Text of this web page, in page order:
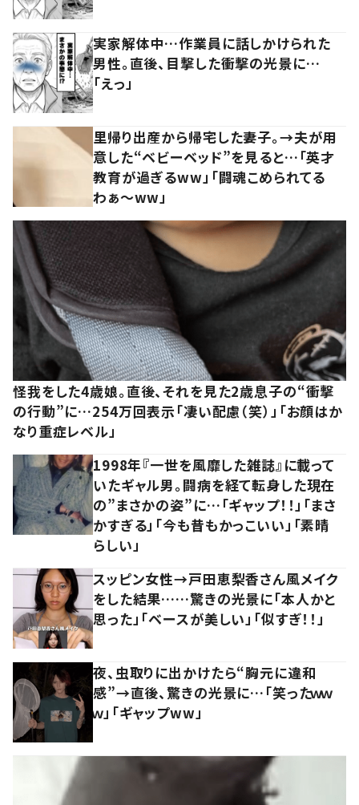
実家解体中…作業員に話しかけられた
男性。直後、目撃した衝撃の光景に…
「えっ」
里帰り出産から帰宅した妻子。→夫が用
意した“ベビーベッド”を見ると…「英才
教育が過ぎるww」「闘魂こめられてる
わぁ～ww」
怪我をした4歳娘。直後、それを見た2歳息子の“衝撃
の行動”に…254万回表示「凄い配慮（笑）」「お顔はか
なり重症レベル」
1998年『一世を風靡した雑誌』に載って
いたギャル男。闘病を経て転身した現在
の”まさかの姿”に…「ギャップ！！」「まさ
かすぎる」「今も昔もかっこいい」「素晴
らしい」
スッピン女性→戸田恵梨香さん風メイク
をした結果……驚きの光景に「本人かと
思った」「ベースが美しい」「似すぎ！！」
夜、虫取りに出かけたら“胸元に違和
感”→直後、驚きの光景に…「笑ったｗｗ
ｗ」「ギャップww」